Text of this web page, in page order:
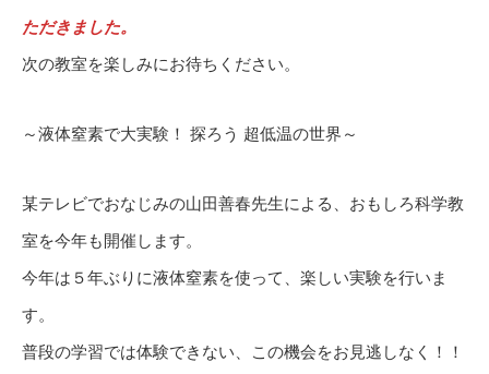
ただきました。
次の教室を楽しみにお待ちください。
～液体窒素で大実験！ 探ろう 超低温の世界～
某テレビでおなじみの山田善春先生による、おもしろ科学教
室を今年も開催します。
今年は５年ぶりに液体窒素を使って、楽しい実験を行いま
す。
普段の学習では体験できない、この機会をお見逃しなく！！